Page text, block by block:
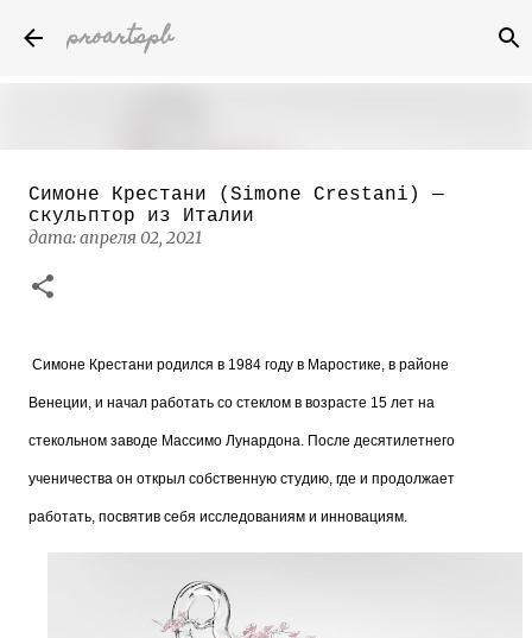
proartspb
Бумажные скульптуры канадского
художника Келвина Николса (Calvin
Nicholls)
Симоне Крестани (Simone Crestani) —
скульптор из Италии
дата:апреля 02, 2021
Симоне Крестани родился в 1984 году в Маростике, в районе
Венеции, и начал работать со стеклом в возрасте 15 лет на
стекольном заводе Массимо Лунардона. После десятилетнего
ученичества он открыл собственную студию, где и продолжает
работать, посвятив себя исследованиям и инновациям.